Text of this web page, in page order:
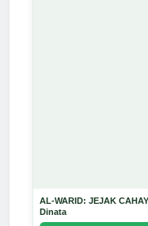
AL-WARID: JEJAK
Dinata